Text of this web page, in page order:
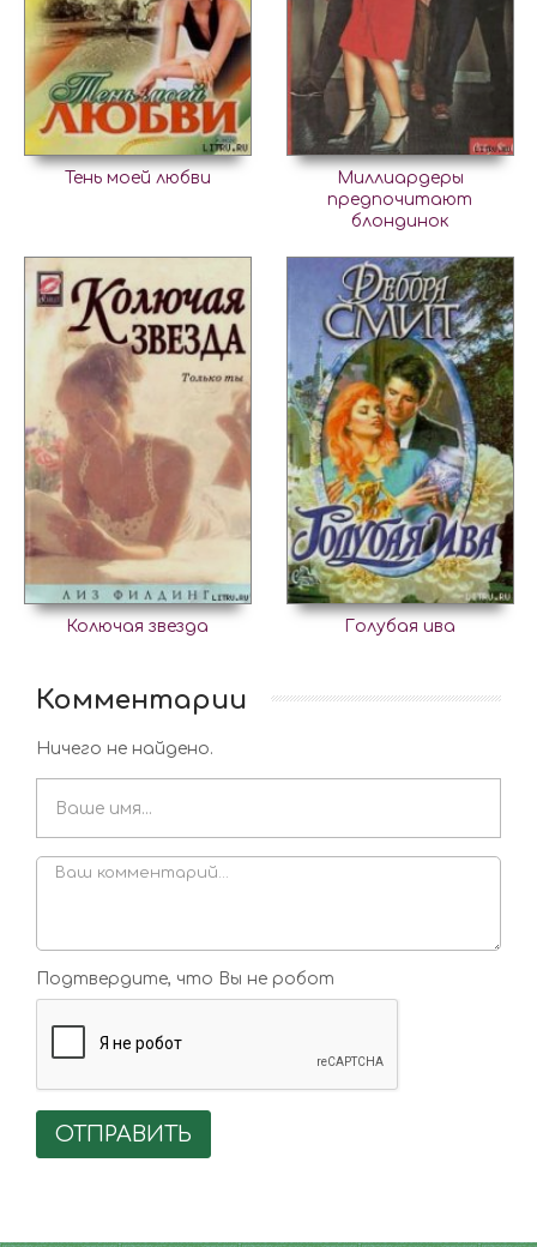
Тень моей любви
Миллиардеры
предпочитают
блондинок
Колючая звезда Голубая ива
Комментарии
Ничего не найдено.
Подтвердите, что Вы не робот
ОТПРАВИТЬ